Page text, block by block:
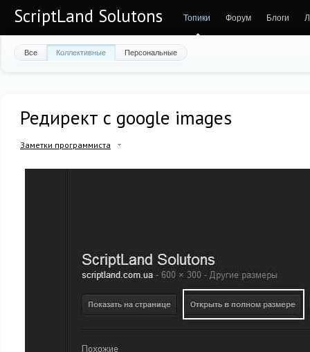
ScriptLand Solutons Топики Форум Блоги
Все Коллективные Персональные
Редирект с google images
Заметки программиста